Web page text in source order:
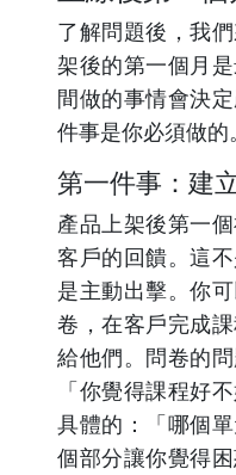
了解問題後，我
架後的第一個月
間做的事情會決
件事是你必須做的。
第一件事：建
產品上架後第一
客戶的回饋。這
是主動出擊。你
卷，在客戶完成
給他們。問卷的
「你覺得課程好
具體的：「哪個
個部分讓你覺得